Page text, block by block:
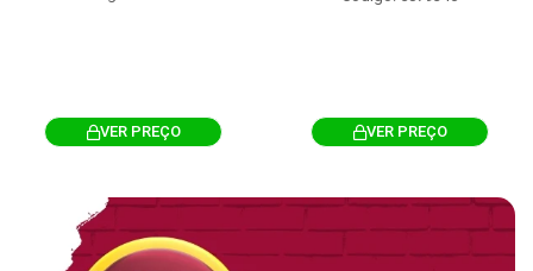
VER PREÇO VER PREÇO